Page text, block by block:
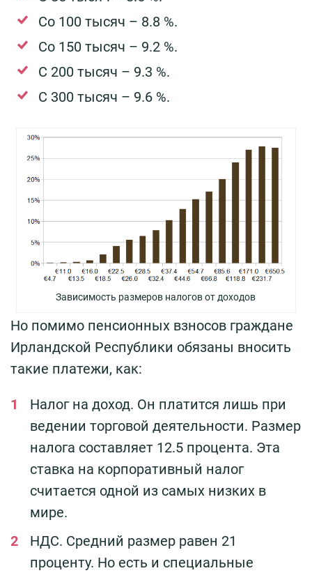
Со 100 тысяч – 8.8 %.
Со 150 тысяч – 9.2 %.
С 200 тысяч – 9.3 %.
С 300 тысяч – 9.6 %.
Зависимость размеров налогов от доходов
Но помимо пенсионных взносов граждане
Ирландской Республики обязаны вносить
такие платежи, как:
Налог на доход. Он платится лишь при
ведении торговой деятельности. Размер
налога составляет 12.5 процента. Эта
ставка на корпоративный налог
считается одной из самых низких в
мире.
НДС. Средний размер равен 21
проценту. Но есть и специальные